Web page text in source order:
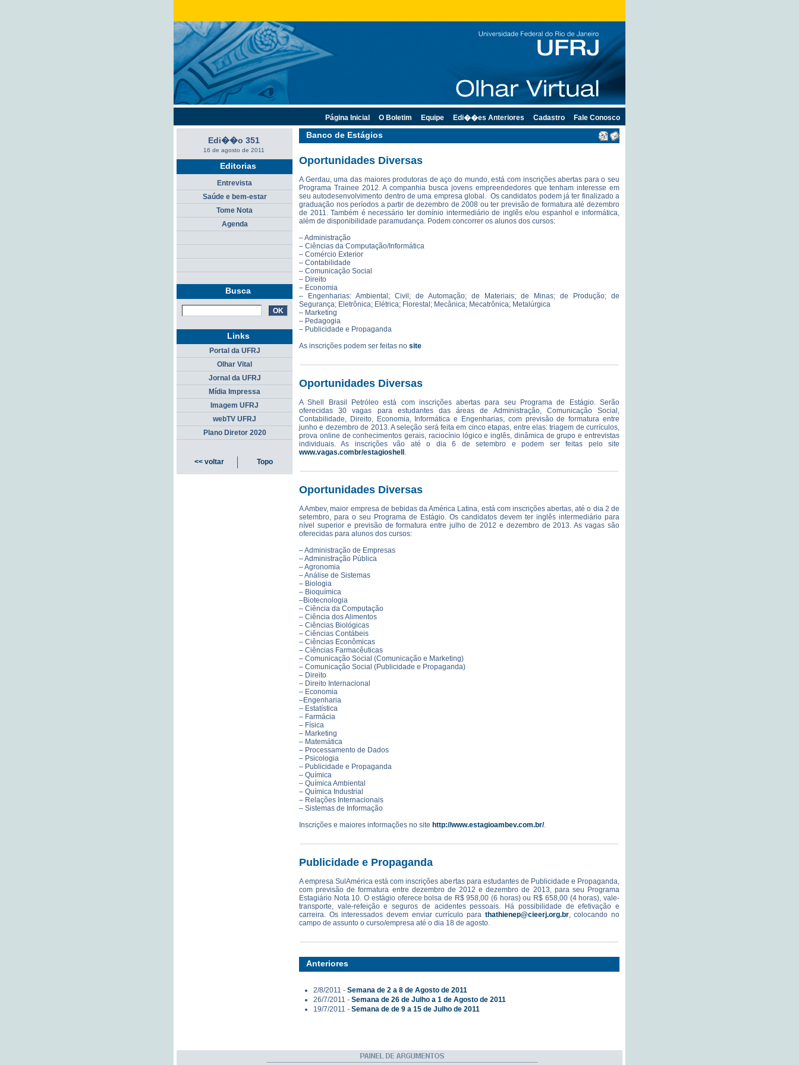
Banco de Estágios
Oportunidades Diversas
A Gerdau, uma das maiores produtoras de aço do mundo, está com inscrições abertas para o seu
Programa Trainee 2012. A companhia busca jovens empreendedores que tenham interesse em
seu autodesenvolvimento dentro de uma empresa global. Os candidatos podem já ter finalizado a
graduação nos períodos a partir de dezembro de 2008 ou ter previsão de formatura até dezembro
de 2011. Também é necessário ter domínio intermediário de inglês e/ou espanhol e informática,
além de disponibilidade paramudança. Podem concorrer os alunos dos cursos:
– Administração
– Ciências da Computação/Informática
– Comércio Exterior
– Contabilidade
– Comunicação Social
– Direito
– Economia
– Engenharias: Ambiental; Civil; de Automação; de Materiais; de Minas; de Produção; de
Segurança; Eletrônica; Elétrica; Florestal; Mecânica; Mecatrônica; Metalúrgica
– Marketing
– Pedagogia
– Publicidade e Propaganda
As inscrições podem ser feitas no site
Oportunidades Diversas
A Shell Brasil Petróleo está com inscrições abertas para seu Programa de Estágio. Serão
oferecidas 30 vagas para estudantes das áreas de Administração, Comunicação Social,
Contabilidade, Direito, Economia, Informática e Engenharias, com previsão de formatura entre
junho e dezembro de 2013. A seleção será feita em cinco etapas, entre elas: triagem de currículos,
prova online de conhecimentos gerais, raciocínio lógico e inglês, dinâmica de grupo e entrevistas
individuais. As inscrições vão até o dia 6 de setembro e podem ser feitas pelo site
www.vagas.combr/estagioshell .
Oportunidades Diversas
A Ambev, maior empresa de bebidas da América Latina, está com inscrições abertas, até o dia 2 de
setembro, para o seu Programa de Estágio. Os candidatos devem ter inglês intermediário para
nível superior e previsão de formatura entre julho de 2012 e dezembro de 2013. As vagas são
oferecidas para alunos dos cursos:
– Administração de Empresas
– Administração Pública
– Agronomia
– Análise de Sistemas
– Biologia
– Bioquímica
–Biotecnologia
– Ciência da Computação
– Ciência dos Alimentos
– Ciências Biológicas
– Ciências Contábeis
– Ciências Econômicas
– Ciências Farmacêuticas
– Comunicação Social (Comunicação e Marketing)
– Comunicação Social (Publicidade e Propaganda)
– Direito
– Direito Internacional
– Economia
–Engenharia
– Estatística
– Farmácia
– Física
– Marketing
– Matemática
– Processamento de Dados
– Psicologia
– Publicidade e Propaganda
– Química
– Química Ambiental
– Química Industrial
– Relações Internacionais
– Sistemas de Informação
Inscrições e maiores informações no site http://www.estagioambev.com.br/.
Publicidade e Propaganda
A empresa SulAmérica está com inscrições abertas para estudantes de Publicidade e Propaganda,
com previsão de formatura entre dezembro de 2012 e dezembro de 2013, para seu Programa
Estagiário Nota 10. O estágio oferece bolsa de R$ 958,00 (6 horas) ou R$ 658,00 (4 horas), vale-
transporte, vale-refeição e seguros de acidentes pessoais. Há possibilidade de efetivação e
carreira. Os interessados devem enviar currículo para thathienep@cieerj.org.br, colocando no
campo de assunto o curso/empresa até o dia 18 de agosto.
Anteriores
2/8/2011 - Semana de 2 a 8 de Agosto de 2011
26/7/2011 - Semana de 26 de Julho a 1 de Agosto de 2011
19/7/2011 - Semana de de 9 a 15 de Julho de 2011
Edi��o 351
16 de agosto de 2011
Editorias
Entrevista
Saúde e bem-estar
Tome Nota
Agenda
Busca
Página Inicial O Boletim Equipe Edi��es Anteriores Cadastro Fale Conosco
Links
Portal da UFRJ
Olhar Vital
Jornal da UFRJ
Mídia Impressa
Imagem UFRJ
webTV UFRJ
Plano Diretor 2020
<< voltar Topo